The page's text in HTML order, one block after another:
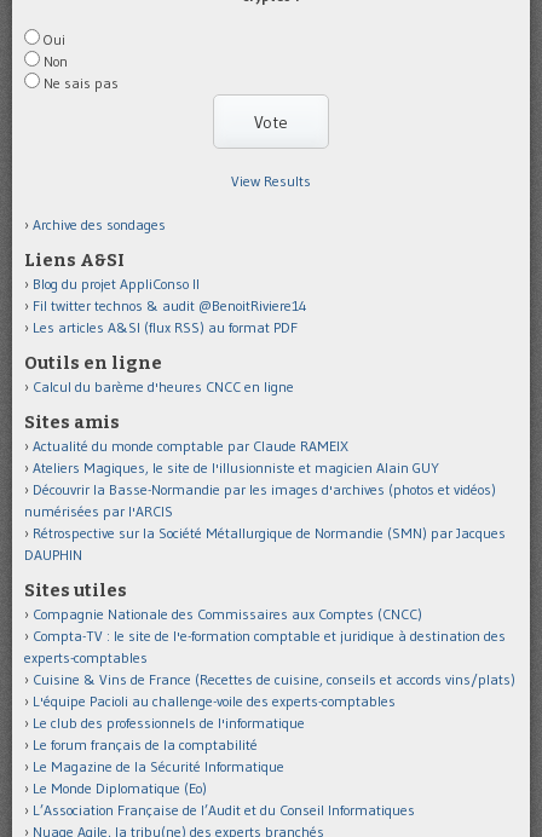
Oui
Non
Ne sais pas
View Results
Archive des sondages
Liens A&SI
Blog du projet AppliConso II
Fil twitter technos & audit @BenoitRiviere14
Les articles A&SI (flux RSS) au format PDF
Outils en ligne
Calcul du barème d'heures CNCC en ligne
Sites amis
Actualité du monde comptable par Claude RAMEIX
Ateliers Magiques, le site de l'illusionniste et magicien Alain GUY
Découvrir la Basse-Normandie par les images d'archives (photos et vidéos)
numérisées par l'ARCIS
Rétrospective sur la Société Métallurgique de Normandie (SMN) par Jacques
DAUPHIN
Sites utiles
Compagnie Nationale des Commissaires aux Comptes (CNCC)
Compta-TV : le site de l'e-formation comptable et juridique à destination des
experts-comptables
Cuisine & Vins de France (Recettes de cuisine, conseils et accords vins/plats)
L'équipe Pacioli au challenge-voile des experts-comptables
Le club des professionnels de l'informatique
Le forum français de la comptabilité
Le Magazine de la Sécurité Informatique
Le Monde Diplomatique (Eo)
L’Association Française de l’Audit et du Conseil Informatiques
Nuage Agile, la tribu(ne) des experts branchés